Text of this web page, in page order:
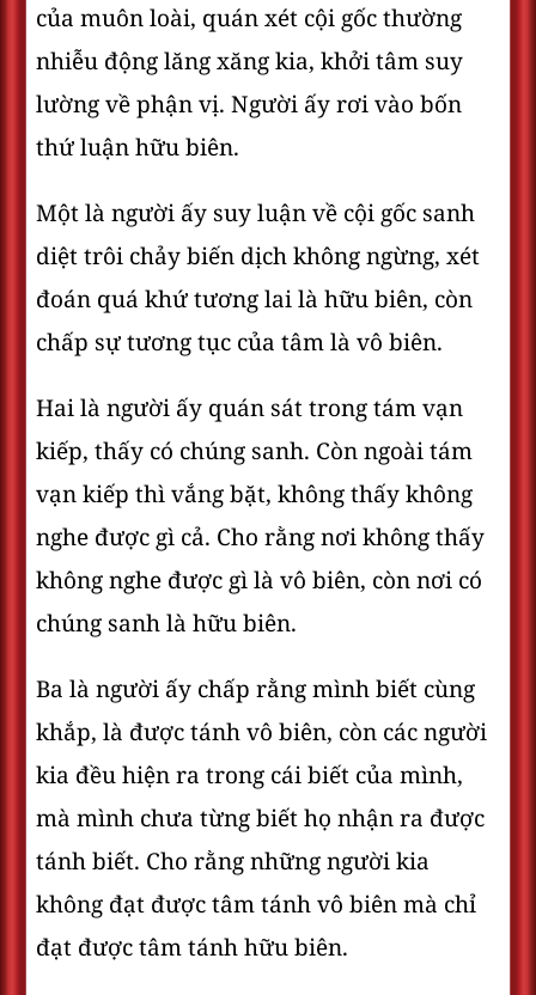
của muôn loài, quán xét cội gốc thường
nhiễu động lăng xăng kia, khởi tâm suy
lường về phận vị. Người ấy rơi vào bốn
thứ luận hữu biên.
Một là người ấy suy luận về cội gốc sanh
diệt trôi chảy biến dịch không ngừng, xét
đoán quá khứ tương lai là hữu biên, còn
chấp sự tương tục của tâm là vô biên.
Hai là người ấy quán sát trong tám vạn
kiếp, thấy có chúng sanh. Còn ngoài tám
vạn kiếp thì vắng bặt, không thấy không
nghe được gì cả. Cho rằng nơi không thấy
không nghe được gì là vô biên, còn nơi có
chúng sanh là hữu biên.
Ba là người ấy chấp rằng mình biết cùng
khắp, là được tánh vô biên, còn các người
kia đều hiện ra trong cái biết của mình,
mà mình chưa từng biết họ nhận ra được
tánh biết. Cho rằng những người kia
không đạt được tâm tánh vô biên mà chỉ
đạt được tâm tánh hữu biên.